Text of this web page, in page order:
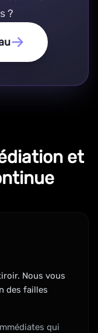
?
et
Nous vous
des failles
qui